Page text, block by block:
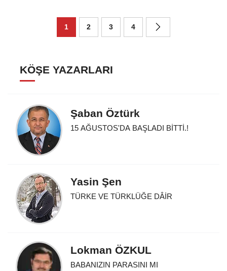
1 2 3 4
KÖŞE YAZARLARI
Şaban Öztürk
15 AĞUSTOS'DA BAŞLADI BİTTİ.!
Yasin Şen
TÜRKE VE TÜRKLÜĞE DÂİR
Lokman ÖZKUL
BABANIZIN PARASINI MI